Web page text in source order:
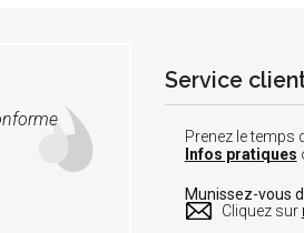
Service
Prenez le temps
Infos pratiques
Munissez-vous
Cliquez sur